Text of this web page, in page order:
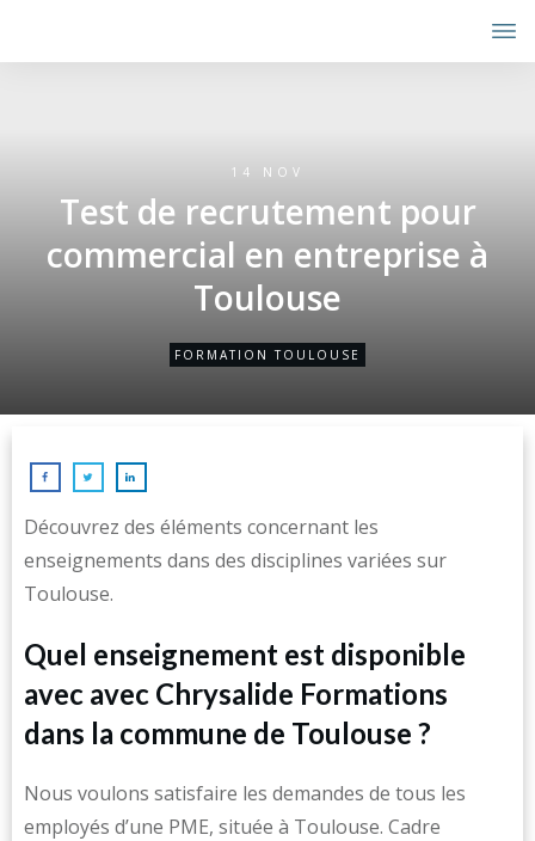
14 NOV
Test de recrutement pour
commercial en entreprise à
Toulouse
FORMATION TOULOUSE
Découvrez des éléments concernant les
enseignements dans des disciplines variées sur
Toulouse.
Quel enseignement est disponible
avec avec Chrysalide Formations
dans la commune de Toulouse ?
Nous voulons satisfaire les demandes de tous les
employés d’une PME, située à Toulouse. Cadre